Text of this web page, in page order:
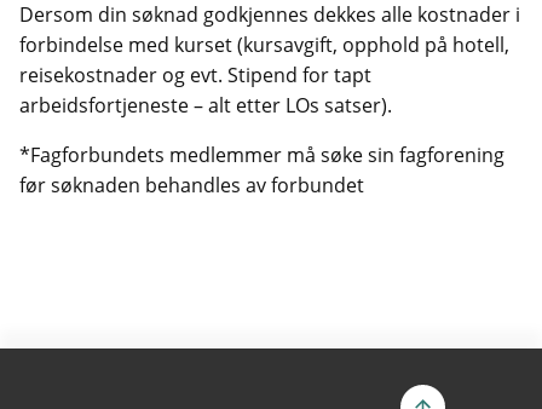
Dersom din søknad godkjennes dekkes alle kostnader i
forbindelse med kurset (kursavgift, opphold på hotell,
reisekostnader og evt. Stipend for tapt
arbeidsfortjeneste – alt etter LOs satser).
*Fagforbundets medlemmer må søke sin fagforening
før søknaden behandles av forbundet